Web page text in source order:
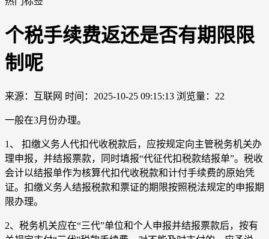
个税手续费返还是否有期限限
制呢
来源：互联网 时间：2025-10-25 09:15:13 浏览量：22
一般在3月份办理。
1、 扣缴义务人代扣代收税款后，应按规定向主管税务机关办
理申报，并结报票款，同时填报“代征代扣税款结报单”。税收
会计以结报单作为核算代扣代收税款和计付手续费的原始凭
证。扣缴义务人结报税款和票证的期限按照税法规定的申报期
限办理。
2、税务机关应在“三代”单位和个人申报并结报票款后，按有